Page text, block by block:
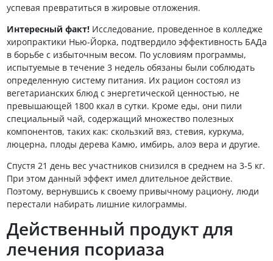
успевая превратиться в жировые отложения.
Интересный факт!Исследование, проведенное в колледже
хиропрактики Нью-Йорка, подтвердило эффективность БАДа
в борьбе с избыточным весом. По условиям программы,
испытуемые в течение 3 недель обязаны были соблюдать
определенную систему питания. Их рацион состоял из
вегетарианских блюд с энергетической ценностью, не
превышающей 1800 ккал в сутки. Кроме еды, они пили
специальный чай, содержащий множество полезных
компонентов, таких как: скользкий вяз, стевия, куркума,
люцерна, плоды дерева Камю, имбирь, алоэ вера и другие.
Спустя 21 день вес участников снизился в среднем на 3-5 кг.
При этом данный эффект имел длительное действие.
Поэтому, вернувшись к своему привычному рациону, люди
перестали набирать лишние килограммы.
Действенный продукт для
лечения псориаза